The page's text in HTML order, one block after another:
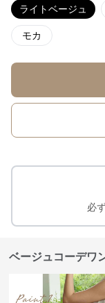
ライトベージュ
モカ
必
ベージュコーデワ